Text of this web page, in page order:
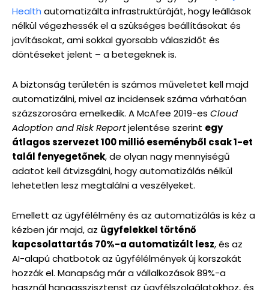
Health automatizálta infrastruktúráját, hogy leállások
nélkül végezhessék el a szükséges beállításokat és
javításokat, ami sokkal gyorsabb válaszidőt és
döntéseket jelent – a betegeknek is.
A biztonság területén is számos műveletet kell majd
automatizálni, mivel az incidensek száma várhatóan
százszorosára emelkedik. A McAfee 2019-es Cloud
Adoption and Risk Reportjelentése szerint egy
átlagos szervezet 100 millió eseményből csak 1-et
talál fenyegetőnek, de olyan nagy mennyiségű
adatot kell átvizsgálni, hogy automatizálás nélkül
lehetetlen lesz megtalálni a veszélyeket.
Emellett az ügyfélélmény és az automatizálás is kéz a
kézben jár majd, az ügyfelekkel történő
kapcsolattartás 70%-a automatizált lesz, és az
AI-alapú chatbotok az ügyfélélmények új korszakát
hozzák el. Manapság már a vállalkozások 89%-a
használ hangasszisztenst az ügyfélszolgálatokhoz, és